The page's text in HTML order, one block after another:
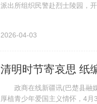
派出所组织民警赴烈士陵园，
2026-04-03
清明时节寄哀思 纸
政商在线新疆讯(巴楚县融媒
厚植青少年爱国主义情怀，4月